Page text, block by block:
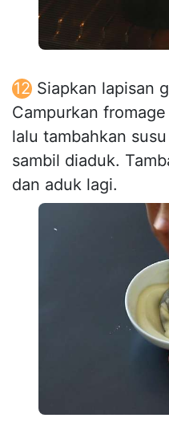
Siapkan lapisan
Campurkan
lalu tambahkan
sambil diaduk.
dan aduk lagi.